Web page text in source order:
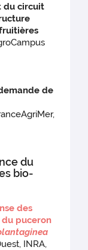
du circuit
de
du
bio-
des
puceron
INRA,